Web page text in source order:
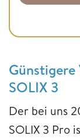
Günstigere
SOLIX 3
Der bei uns
SOLIX 3 Pro